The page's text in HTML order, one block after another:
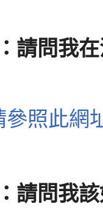
請問我
參照此網
請問我